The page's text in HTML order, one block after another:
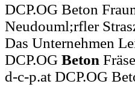
DCP.OG Beton
Neudouml;rfler
Das Unternehmen
DCP.OG Beton
d-c-p.at DCP.OG